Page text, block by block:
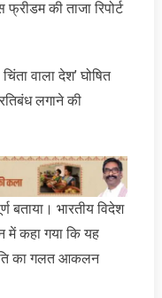
की ताजा रिपोर्ट
वाला देश’ घोषित
लगाने की
बताया। भारतीय विदेश
में कहा गया कि यह
का गलत आकलन